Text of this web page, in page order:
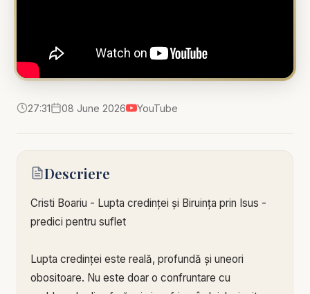
27:31 08 June 2026 YouTube
Descriere
Cristi Boariu - Lupta credinței și Biruința prin Isus -
predici pentru suflet
Lupta credinței este reală, profundă și uneori
obositoare. Nu este doar o confruntare cu